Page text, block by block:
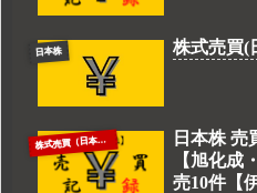
日本株 株式売買(
株
式売買（日本株）
日本株 売
【旭化成
売10件【